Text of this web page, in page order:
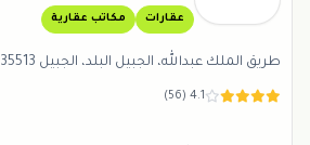
عقارات مكاتب عقارية
طريق الملك عبدالله، الجبيل البلد، الجبيل 35513
4.1 (56)